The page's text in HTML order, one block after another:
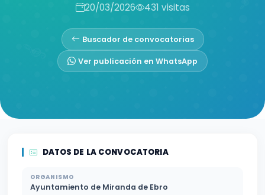
20/03/2026 431 visitas
Buscador de convocatorias
Ver publicación en WhatsApp
DATOS DE LA CONVOCATORIA
ORGANISMO
Ayuntamiento de Miranda de Ebro